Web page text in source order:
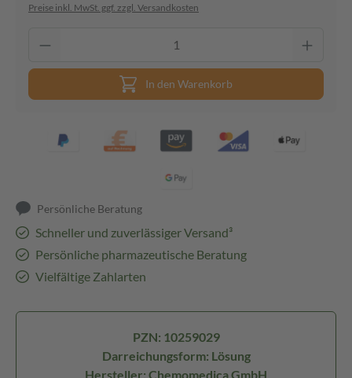
Preise inkl. MwSt. ggf. zzgl. Versandkosten
In den Warenkorb
Persönliche Beratung
Schneller und zuverlässiger Versand³
Persönliche pharmazeutische Beratung
Vielfältige Zahlarten
PZN: 10259029
Darreichungsform: Lösung
Hersteller: Chemomedica GmbH